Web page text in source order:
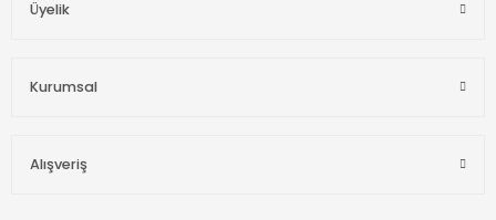
Üyelik
Kurumsal
Alışveriş